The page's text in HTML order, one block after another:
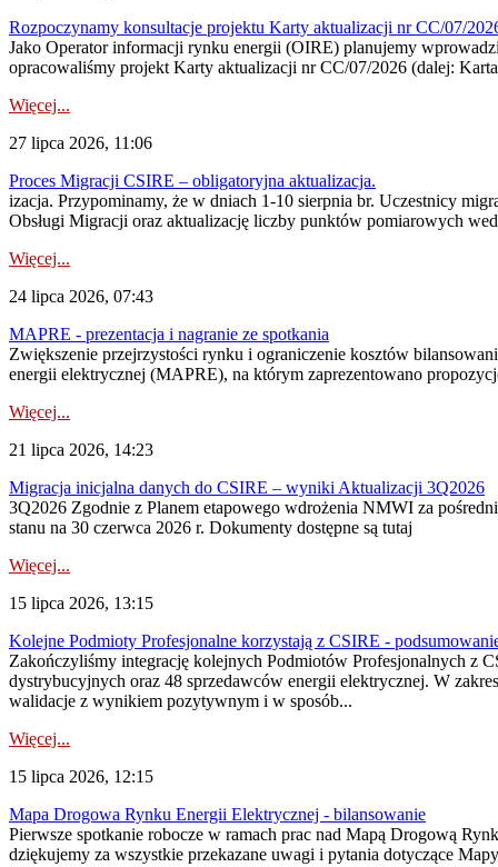
Rozpoczynamy konsultacje projektu Karty aktualizacji nr CC/07/
Jako Operator informacji rynku energii (OIRE) planujemy
opracowaliśmy projekt Karty aktualizacji nr CC/07/2026 (dalej:
Więcej...
27 lipca 2026, 11:06
Proces Migracji CSIRE – obligatoryjna aktualizacja.
izacja. Przypominamy, że w dniach 1-10 sierpnia br. Uczestnicy
Obsługi Migracji oraz aktualizację liczby punktów pomiarowych
Więcej...
24 lipca 2026, 07:43
MAPRE - prezentacja i nagranie ze spotkania
Zwiększenie przejrzystości rynku i ograniczenie kosztów
energii elektrycznej (MAPRE), na którym zaprezentowano
Więcej...
21 lipca 2026, 14:23
Migracja inicjalna danych do CSIRE – wyniki Aktualizacji 3Q2026
3Q2026 Zgodnie z Planem etapowego wdrożenia NMWI za
stanu na 30 czerwca 2026 r. Dokumenty dostępne są tutaj
Więcej...
15 lipca 2026, 13:15
Kolejne Podmioty Profesjonalne korzystają z CSIRE -
Zakończyliśmy integrację kolejnych Podmiotów Profesjonalnych z
dystrybucyjnych oraz 48 sprzedawców energii elektrycznej. W
walidacje z wynikiem pozytywnym i w sposób...
Więcej...
15 lipca 2026, 12:15
Mapa Drogowa Rynku Energii Elektrycznej - bilansowanie
Pierwsze spotkanie robocze w ramach prac nad Mapą Drogową
dziękujemy za wszystkie przekazane uwagi i pytania dotyczące